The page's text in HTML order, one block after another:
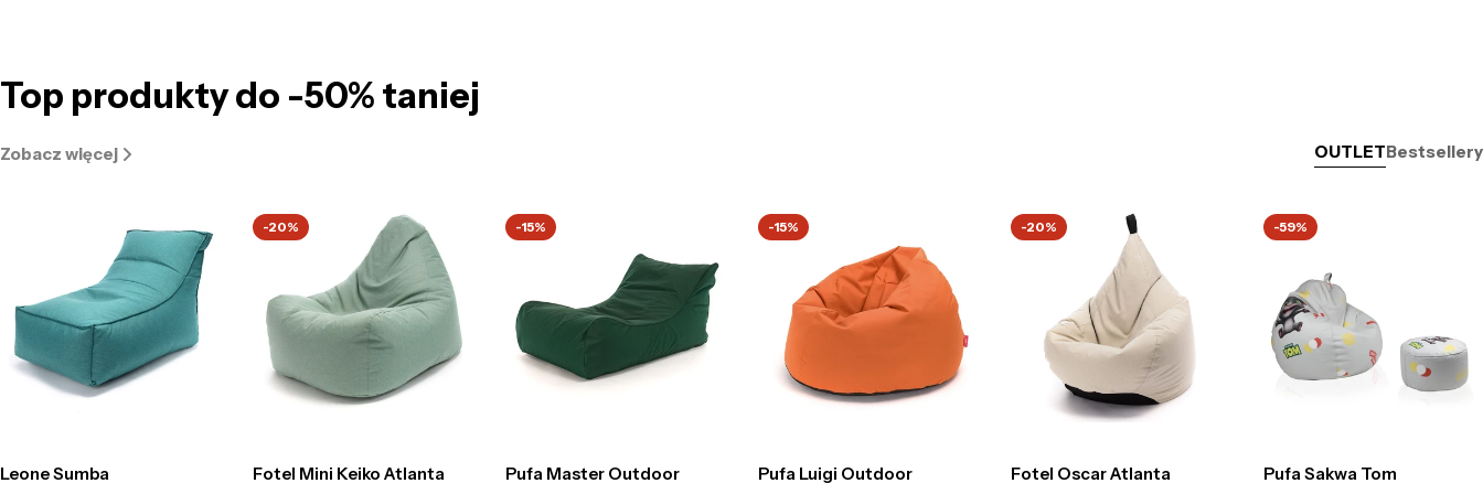
Top produkty do -50% taniej
Zobacz więcej OUTLETBestsellery
Leone Sumba
-20%
Fotel Mini Keiko Atlanta
-15%
Pufa Master Outdoor
-15%
Pufa Luigi Outdoor
-20%
Fotel Oscar Atlanta
-59%
Pufa Sakwa Tom